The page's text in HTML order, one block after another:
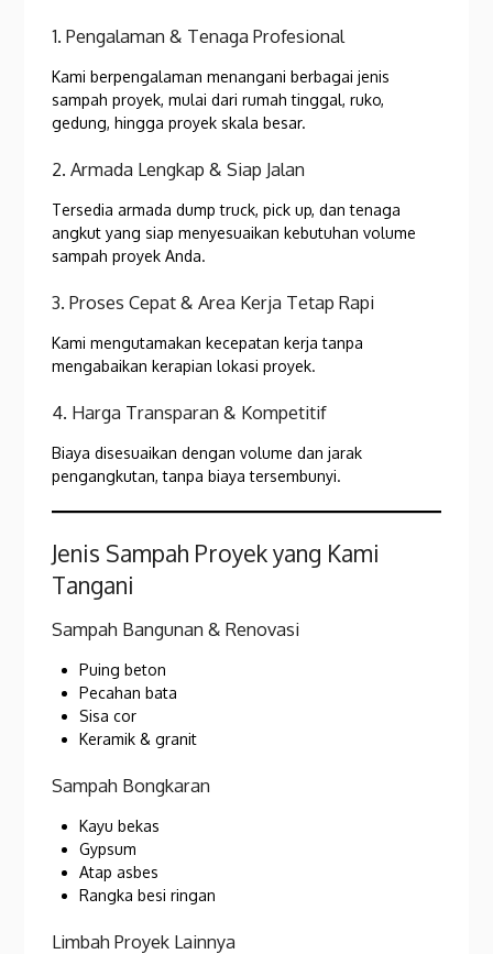
1. Pengalaman & Tenaga Profesional
Kami berpengalaman menangani berbagai jenis
sampah proyek, mulai dari rumah tinggal, ruko,
gedung, hingga proyek skala besar.
2. Armada Lengkap & Siap Jalan
Tersedia armada dump truck, pick up, dan tenaga
angkut yang siap menyesuaikan kebutuhan volume
sampah proyek Anda.
3. Proses Cepat & Area Kerja Tetap Rapi
Kami mengutamakan kecepatan kerja tanpa
mengabaikan kerapian lokasi proyek.
4. Harga Transparan & Kompetitif
Biaya disesuaikan dengan volume dan jarak
pengangkutan, tanpa biaya tersembunyi.
Jenis Sampah Proyek yang Kami
Tangani
Sampah Bangunan & Renovasi
Puing beton
Pecahan bata
Sisa cor
Keramik & granit
Sampah Bongkaran
Kayu bekas
Gypsum
Atap asbes
Rangka besi ringan
Limbah Proyek Lainnya